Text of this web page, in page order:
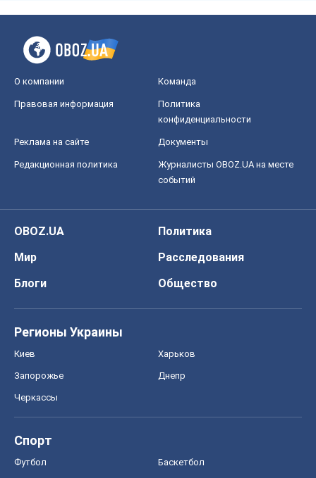
О компании Команда
Правовая информация
Политика
конфиденциальности
Реклама на сайте Документы
Редакционная политика
Журналисты OBOZ.UA на месте
событий
OBOZ.UA
Политика
Мир
Расследования
Блоги
Общество
Регионы Украины
Киев Харьков
Запорожье Днепр
Черкассы
Спорт
Футбол Баскетбол